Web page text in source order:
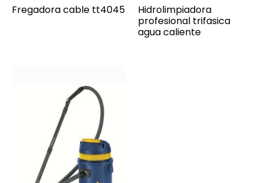
Fregadora cable tt4045
Hidrolimpiadora
profesional trifasica
agua caliente